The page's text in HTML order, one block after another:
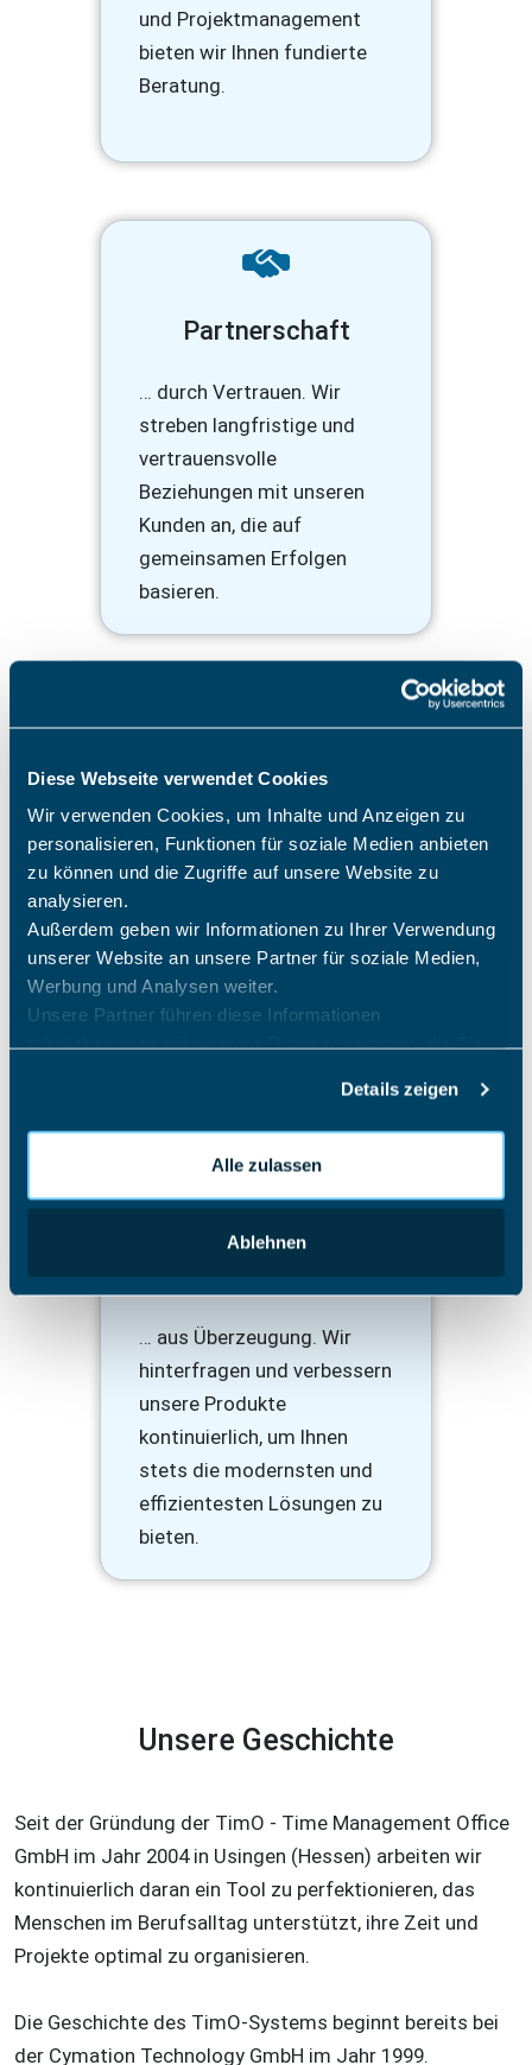
Diese Webseite verwendet Cookies
Wir verwenden Cookies, um Inhalte und Anzeigen zu
personalisieren, Funktionen für soziale Medien anbieten
zu können und die Zugriffe auf unsere Website zu
analysieren.
Außerdem geben wir Informationen zu Ihrer Verwendung
unserer Website an unsere Partner für soziale Medien,
Werbung und Analysen weiter.
Unsere Partner führen diese Informationen
möglicherweise mit weiteren Daten zusammen, die Sie
Nutzung der Dienste gesammelt haben.
Details zeigen
Alle zulassen
Ablehnen
und Projektmanagement
bieten wir Ihnen fundierte
Beratung.
Partnerschaft
… durch Vertrauen. Wir
streben langfristige und
vertrauensvolle
Beziehungen mit unseren
Kunden an, die auf
gemeinsamen Erfolgen
basieren.
Sicherheit
… „Made in Germany“. Wir
Standards bei Datenschutz
und Sicherheit und sorgen
dafür, dass Ihre Daten in
Weiterentwickelung
… aus Überzeugung. Wir
hinterfragen und verbessern
unsere Produkte
kontinuierlich, um Ihnen
stets die modernsten und
effizientesten Lösungen zu
bieten.
Unsere Geschichte
Seit der Gründung der TimO - Time Management Office
GmbH im Jahr 2004 in Usingen (Hessen) arbeiten wir
kontinuierlich daran ein Tool zu perfektionieren, das
Menschen im Berufsalltag unterstützt, ihre Zeit und
Projekte optimal zu organisieren.
Die Geschichte des TimO-Systems beginnt bereits bei
der Cymation Technology GmbH im Jahr 1999.